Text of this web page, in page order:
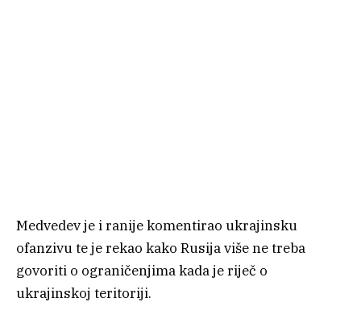
Medvedev je i ranije komentirao ukrajinsku
ofanzivu te je rekao kako Rusija više ne treba
govoriti o ograničenjima kada je riječ o
ukrajinskoj teritoriji.